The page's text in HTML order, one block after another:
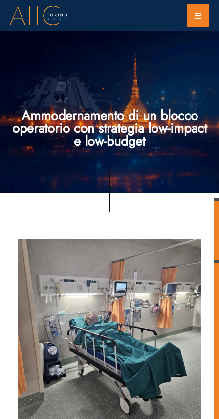
Ammodernamento di un blocco
operatorio con strategia low-impact
e low-budget